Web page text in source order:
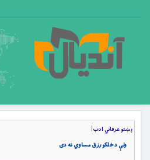
پښتو عرفاني ادب|
ولې د خلکو رزق مساوي نه دی